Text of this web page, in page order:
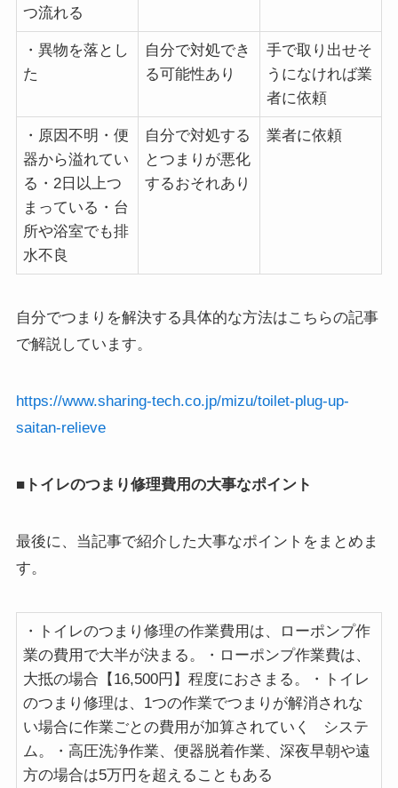
つ流れる
・異物を落とし
た
自分で対処でき
る可能性あり
手で取り出せそ
うになければ業
者に依頼
・原因不明・便
器から溢れてい
る・2日以上つ
まっている・台
所や浴室でも排
水不良
自分で対処する
とつまりが悪化
するおそれあり
業者に依頼
自分でつまりを解決する具体的な方法はこちらの記事
で解説しています。
https://www.sharing-tech.co.jp/mizu/toilet-plug-up-
saitan-relieve
■トイレのつまり修理費用の大事なポイント
最後に、当記事で紹介した大事なポイントをまとめま
す。
・トイレのつまり修理の作業費用は、ローポンプ作
業の費用で大半が決まる。・ローポンプ作業費は、
大抵の場合【16,500円】程度におさまる。・トイレ
のつまり修理は、1つの作業でつまりが解消されな
い場合に作業ごとの費用が加算されていく システ
ム。・高圧洗浄作業、便器脱着作業、深夜早朝や遠
方の場合は5万円を超えることもある